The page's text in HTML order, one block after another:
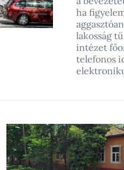
ha
lakosság
intézet
telefonos